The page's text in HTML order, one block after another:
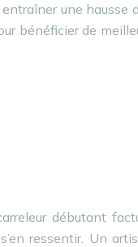
une hausse
bénéficier de
débutant
ressentir. Un